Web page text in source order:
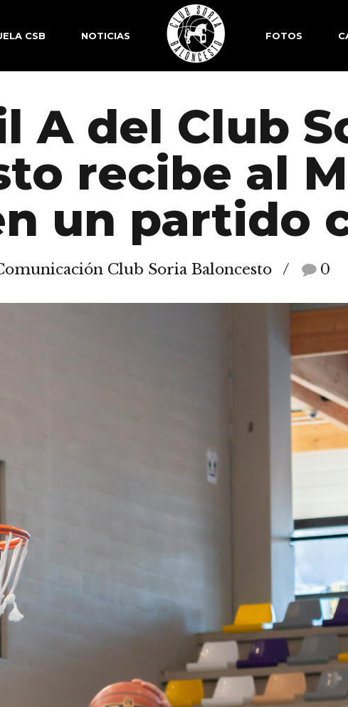
CSB NOTICIAS FOTOS
A del Club
recibe al
un partido
Club Soria Baloncesto 0